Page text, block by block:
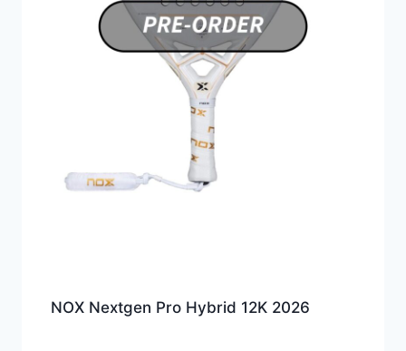
NOX Nextgen Pro Hybrid 12K 2026